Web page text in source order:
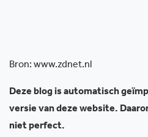
Bron: www.zdnet.nl
Deze blog is automatisch
versie van deze website.
niet perfect.